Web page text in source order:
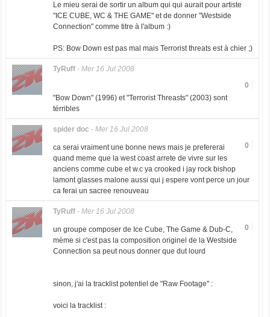
Le mieu serai de sortir un album qui qui aurait pour artiste
"ICE CUBE, WC & THE GAME" et de donner "Westside
Connection" comme titre à l'album :)
PS: Bow Down est pas mal mais Terrorist threats est à chier ;)
TyRuff- Mer 16 Jul 2008
0
"Bow Down" (1996) et "Terrorist Threasts" (2003) sont
térribles
spider doc - Mer 16 Jul 2008
0
ca serai vraiment une bonne news mais je prefererai
quand meme que la west coast arrete de vivre sur les
anciens comme cube et w.c ya crooked i jay rock bishop
lamont glasses malone aussi qui j espere vont perce un jour
ca ferai un sacree renouveau
TyRuff- Mer 16 Jul 2008
0
un groupe composer de Ice Cube, The Game & Dub-C,
mème si c'est pas la composition originel de la Westside
Connection sa peut nous donner que dut lourd
sinon, j'ai la tracklist potentiel de "Raw Footage" :
voici la tracklist :